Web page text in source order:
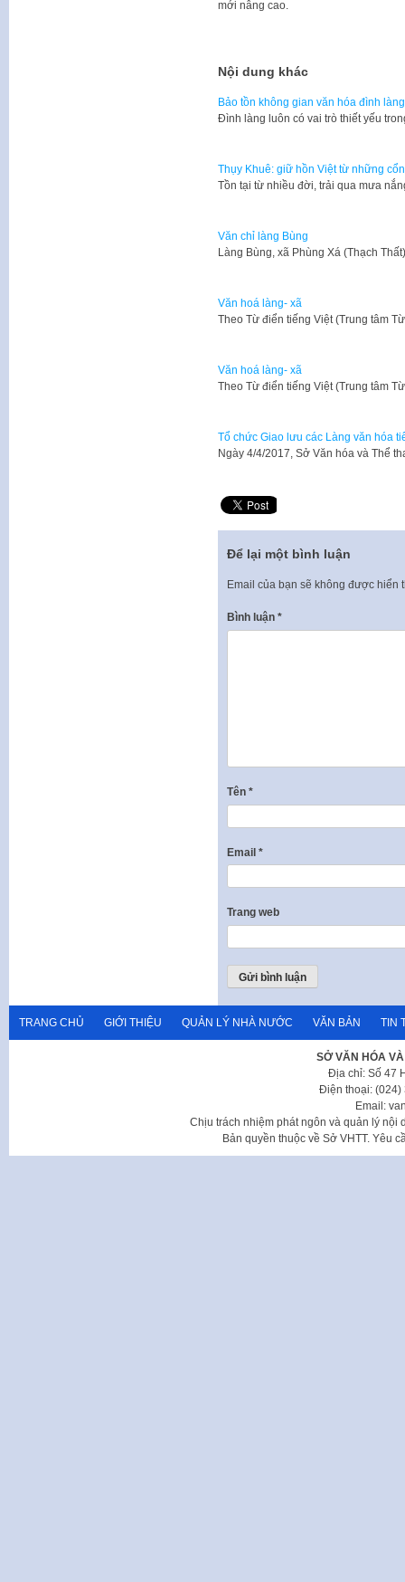
mới nâng cao.
Nội dung khác
Bảo tồn không gian văn hóa đình làng
​Đình làng luôn có vai trò thiết yếu
Thụy Khuê: giữ hồn Việt từ những
Tồn tại từ nhiều đời, trải qua mưa
Văn chỉ làng Bùng
Làng Bùng, xã Phùng Xá (Thạch
Văn hoá làng- xã
​Theo Từ điển tiếng Việt (Trung tâm
Văn hoá làng- xã
​Theo Từ điển tiếng Việt (Trung tâm
Tổ chức Giao lưu các Làng văn hóa
Ngày 4/4/2017, Sở Văn hóa và Thể
Để lại một bình luận
Email của bạn sẽ không được hiển
Bình luận *
Tên *
Email *
Trang web
TRANG CHỦ GIỚI THIỆU QUẢN LÝ NHÀ NƯỚC VĂN BẢN TIN
SỞ VĂN HÓA
Địa chỉ: Số 47
Điện thoại: (024)
Email:
Chịu trách nhiệm phát ngôn và quản lý nội
Bản quyền thuộc về Sở VHTT. Yêu